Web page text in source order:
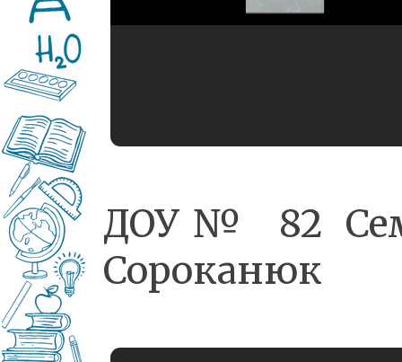
ДОУ№ 82
Сороканюк